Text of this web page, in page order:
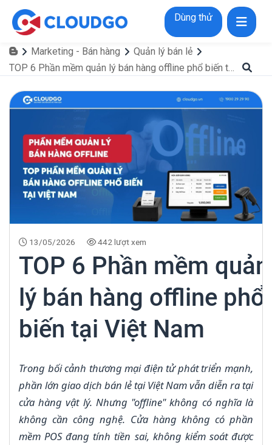
Dùng thử
Marketing - Bán hàng
Quản lý bán lẻ
TOP 6 Phần mềm quản lý bán hàng offline phổ biến tại Việt Nam
13/05/2026 442 lượt xem
TOP 6 Phần mềm quản
lý bán hàng offline phổ
biến tại Việt Nam
Trong bối cảnh thương mại điện tử phát triển mạnh,
phần lớn giao dịch bán lẻ tại Việt Nam vẫn diễn ra tại
cửa hàng vật lý. Nhưng "offline" không có nghĩa là
không cần công nghệ. Cửa hàng không có phần
mềm POS đang tính tiền sai, không kiểm soát được